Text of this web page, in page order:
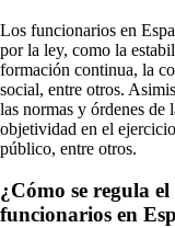
Los funcionarios en
por la ley, como la
formación continua, la
social, entre otros.
las normas y órdenes
objetividad en el
público, entre otros.
¿Cómo se regula
funcionarios en